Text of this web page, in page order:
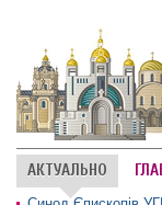
АКТУАЛЬНО